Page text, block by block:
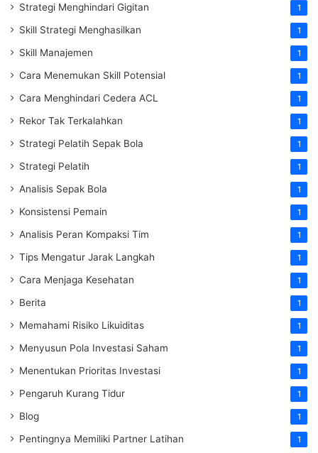
Strategi Menghindari Gigitan 1
Skill Strategi Menghasilkan 1
Skill Manajemen 1
Cara Menemukan Skill Potensial 1
Cara Menghindari Cedera ACL 1
Rekor Tak Terkalahkan 1
Strategi Pelatih Sepak Bola 1
Strategi Pelatih 1
Analisis Sepak Bola 1
Konsistensi Pemain 1
Analisis Peran Kompaksi Tim 1
Tips Mengatur Jarak Langkah 1
Cara Menjaga Kesehatan 1
Berita 1
Memahami Risiko Likuiditas 1
Menyusun Pola Investasi Saham 1
Menentukan Prioritas Investasi 1
Pengaruh Kurang Tidur 1
Blog 1
Pentingnya Memiliki Partner Latihan 1